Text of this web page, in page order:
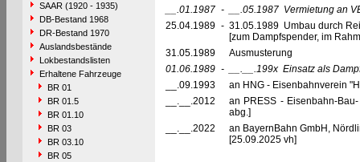
SAAR (1920 - 1935)
DB-Bestand 1968
DR-Bestand 1970
Auslandsbestände
Lokbestandslisten
Erhaltene Fahrzeuge
BR 01
BR 01.5
BR 01.10
BR 03
BR 03.10
BR 05
__.01.1987 - __.05.1987 Vermietung an
25.04.1989 - 31.05.1989 Umbau durch
[zum Dampfspender, im
31.05.1989
Ausmusterung
01.06.1989 - __.__.199x Einsatz als
__.09.1993
an HNG - Eisenbahnverein
__.__.2012
an PRESS - Eisenbahn-
abg.]
__.__.2022
an BayernBahn GmbH,
[25.09.2025 vh]